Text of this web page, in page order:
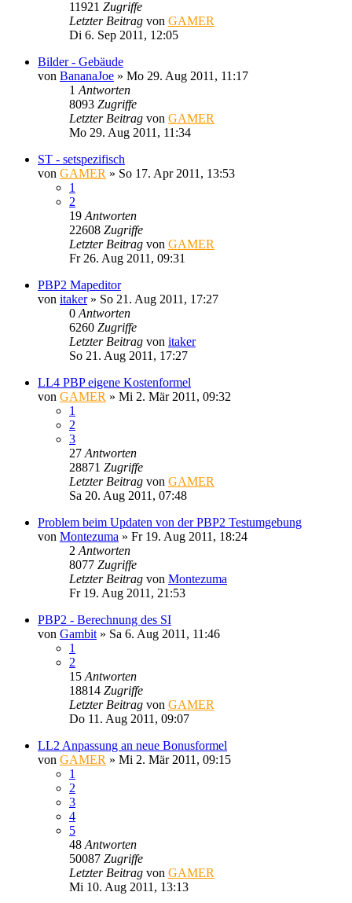
11921 Zugriffe
Letzter Beitrag von GAMER
Di 6. Sep 2011, 12:05
Bilder - Gebäude
von BananaJoe » Mo 29. Aug 2011, 11:17
1 Antworten
8093 Zugriffe
Letzter Beitrag von GAMER
Mo 29. Aug 2011, 11:34
ST - setspezifisch
von GAMER » So 17. Apr 2011, 13:53
1
2
19 Antworten
22608 Zugriffe
Letzter Beitrag von GAMER
Fr 26. Aug 2011, 09:31
PBP2 Mapeditor
von itaker» So 21. Aug 2011, 17:27
0 Antworten
6260 Zugriffe
Letzter Beitrag von itaker
So 21. Aug 2011, 17:27
LL4 PBP eigene Kostenformel
von GAMER » Mi 2. Mär 2011, 09:32
1
2
3
27 Antworten
28871 Zugriffe
Letzter Beitrag von GAMER
Sa 20. Aug 2011, 07:48
Problem beim Updaten von der PBP2 Testumgebung
von Montezuma » Fr 19. Aug 2011, 18:24
2 Antworten
8077 Zugriffe
Letzter Beitrag von Montezuma
Fr 19. Aug 2011, 21:53
PBP2 - Berechnung des SI
von Gambit » Sa 6. Aug 2011, 11:46
1
2
15 Antworten
18814 Zugriffe
Letzter Beitrag von GAMER
Do 11. Aug 2011, 09:07
LL2 Anpassung an neue Bonusformel
von GAMER » Mi 2. Mär 2011, 09:15
1
2
3
4
5
48 Antworten
50087 Zugriffe
Letzter Beitrag von GAMER
Mi 10. Aug 2011, 13:13